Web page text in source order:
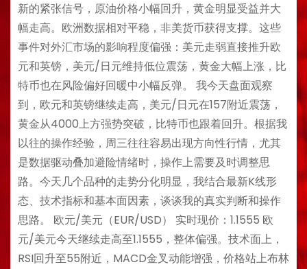
新的紧张信号，原油价格小幅回升，黄金明显受益并大
幅走高。欧洲数据相对平稳，非美货币获得支撑。这些
事件对外汇市场的影响程度偏强：美元走弱直接推升欧
元和英镑，美元/日元维持低位震荡，黄金大幅上涨，比
特币也在风险偏好回暖中小幅反弹。 我今天盘面观察
到，欧元和英镑继续走高，美元/日元在157附近震荡，
黄金从4000上方强势突破，比特币也跟着回升。根据我
以往的操作经验，周三往往容易出现方向性行情，尤其
是数据驱动叠加避险情绪时，操作上需要及时调整思
路。今天几个品种的走势分化明显，我结合最新K线形
态、技术指标和基本面因素，谈谈我的真实判断和操作
思路。 欧元/美元（EUR/USD） 实时现价：1.1555 欧
元/美元今天继续走高至1.1555，整体偏强。技术面上，
RSI回升至55附近，MACD金叉动能增强，价格站上布林